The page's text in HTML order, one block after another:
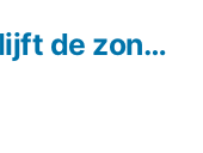
de zon…